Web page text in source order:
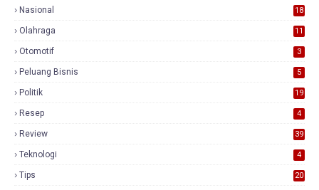
Nasional
18
Olahraga 11
Otomotif 3
Peluang Bisnis 5
Politik 19
Resep 4
Review
39
Teknologi 4
Tips 20